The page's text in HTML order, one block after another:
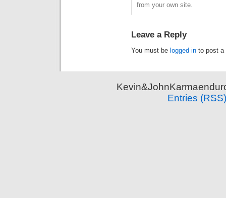
from your own site.
Leave a Reply
You must be logged in to post a
Entries (RSS)